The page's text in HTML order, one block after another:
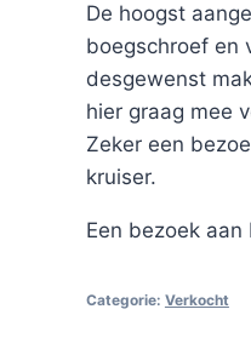
De hoogst
boegschroef en
desgewenst
hier graag mee
Zeker een
kruiser.
Een bezoek
Categorie: Verkocht